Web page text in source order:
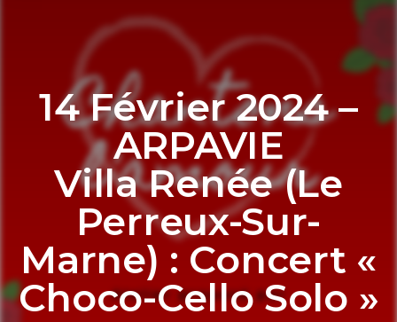
14 Février 2024 –
ARPAVIE
Villa Renée (Le
Perreux-Sur-
Marne) : Concert «
Choco-Cello Solo »